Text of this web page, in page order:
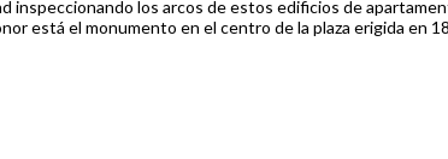
inspeccionando los arcos de estos edificios de
está el monumento en el centro de la plaza erigida en